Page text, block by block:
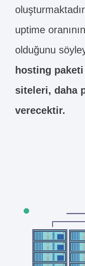
uptime
olduğunu
hosting
siteleri, daha
verecektir.